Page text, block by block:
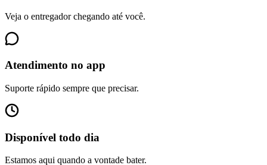
Veja o entregador chegando até você.
Atendimento no app
Suporte rápido sempre que precisar.
Disponível todo dia
Estamos aqui quando a vontade bater.